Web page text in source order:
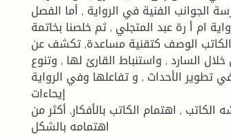
الجوانب الفنیة في الروایة , أما الفصل
ام أ رة عبد المتجلي , ثم خلصنا بخاتمة
الكاتب الوصف كتقنیة مساعدة, تكشف عن
السارد , واستنباط القارئ لها , وتنوع
الأحداث , و تفاعلها وفي الروایة
إیحاءات
, اهتمام الكاتب بالأفكار, أكثر من
اهتمامه بالشكل